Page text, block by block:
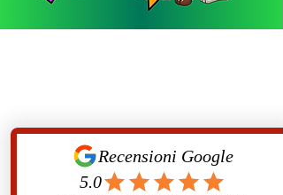
IL CANALE WHATSAPP CINOFILO
PIU' BELLO DI SEMPRE
Visione, Contenuti e condivisioni cinofile